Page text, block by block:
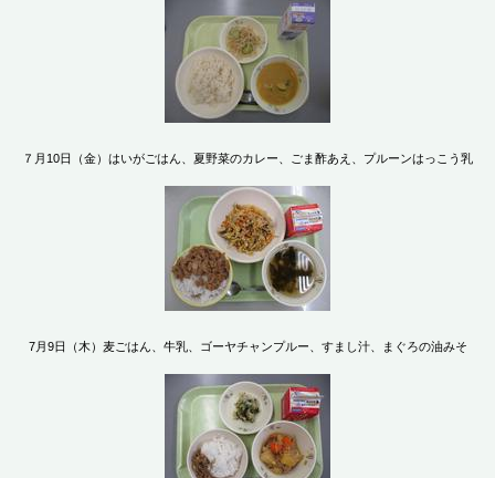
７月10日（金）はいがごはん、夏野菜のカレー、ごま酢あえ、プルーンはっこう乳
7月9日（木）麦ごはん、牛乳、ゴーヤチャンプルー、すまし汁、まぐろの油みそ